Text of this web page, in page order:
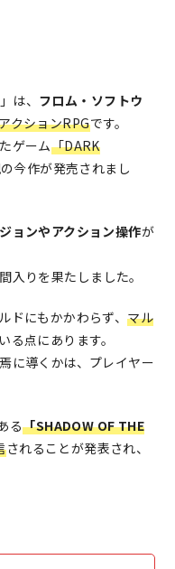
は、 フロム・ソフトウ
クションRPGです。
ゲーム「DARK
今作が発売されまし
ョンやアクション操作が
入りを果たしました。
ドにもかかわらず、マル
る点にあります。
に導くかは、プレイヤー
る「SHADOW OF THE
されることが発表され、